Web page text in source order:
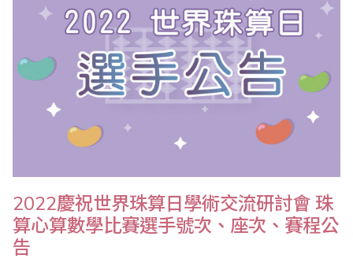
2022慶祝世界珠算日學術交流研討會 珠
算心算數學比賽選手號次、座次、賽程公
告